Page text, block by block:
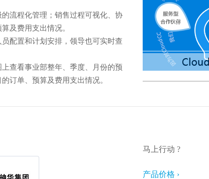
流程化管理；销售过程可视化、协
及费用支出情况。
配置和计划安排，领导也可实时查
查看事业部整年、季度、月份的预
订单、预算及费用支出情况。
马上行动 ?
产品价格 ›